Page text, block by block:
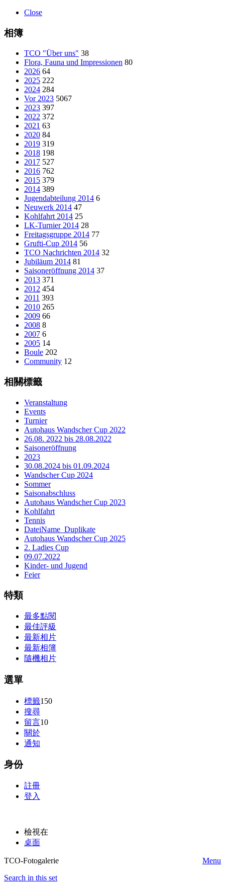
Close
相簿
TCO "Über uns" 38
Flora, Fauna und Impressionen 80
2026 64
2025 222
2024 284
Vor 2023 5067
2023 397
2022 372
2021 63
2020 84
2019 319
2018 198
2017 527
2016 762
2015 379
2014 389
Jugendabteilung 2014 6
Neuwerk 2014 47
Kohlfahrt 2014 25
LK-Turnier 2014 28
Freitagsgruppe 2014 77
Grufti-Cup 2014 56
TCO Nachrichten 2014 32
Jubiläum 2014 81
Saisoneröffnung 2014 37
2013 371
2012 454
2011 393
2010 265
2009 66
2008 8
2007 6
2005 14
Boule 202
Community 12
相關標籤
Veranstaltung
Events
Turnier
Autohaus Wandscher Cup 2022
26.08. 2022 bis 28.08.2022
Saisoneröffnung
2023
30.08.2024 bis 01.09.2024
Wandscher Cup 2024
Sommer
Saisonabschluss
Autohaus Wandscher Cup 2023
Kohlfahrt
Tennis
DateiName_Duplikate
Autohaus Wandscher Cup 2025
2. Ladies Cup
09.07.2022
Kinder- und Jugend
Feier
特類
最多點閱
最佳評級
最新相片
最新相簿
隨機相片
選單
標籤150
搜尋
留言10
關於
通知
身份
註冊
登入
檢視在
桌面
TCO-Fotogalerie
Menu
Search in this set